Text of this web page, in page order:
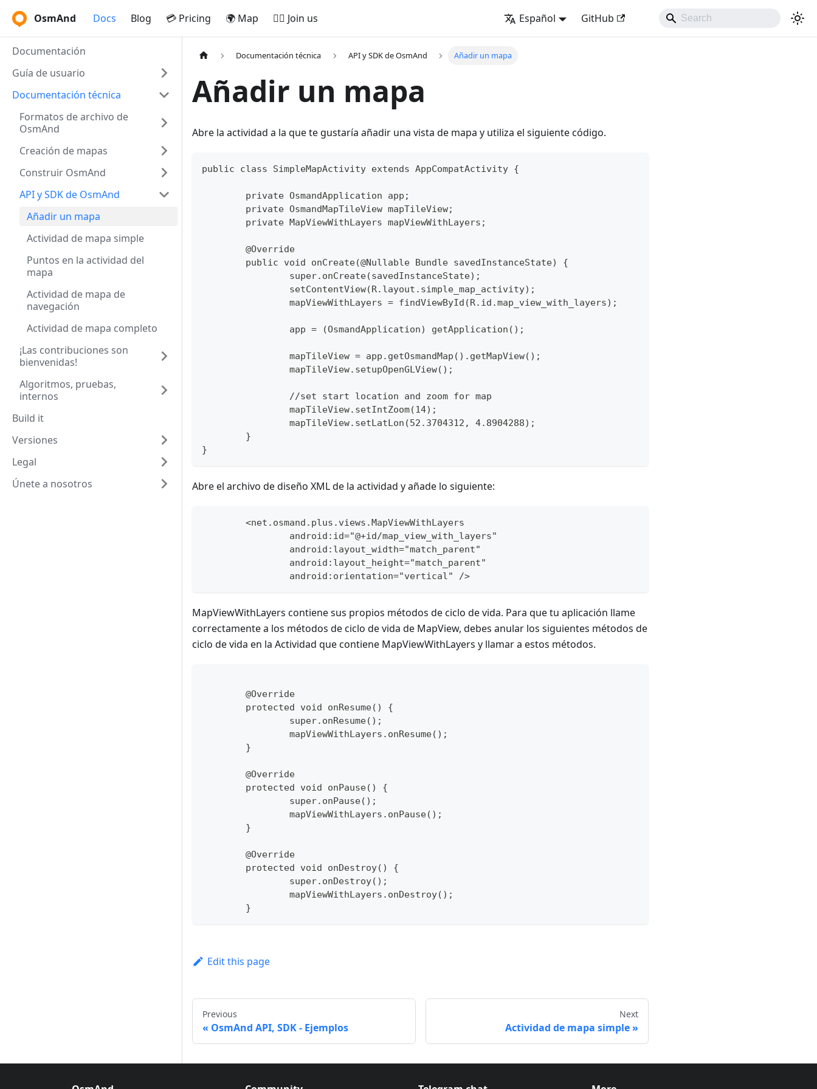
OsmAnd Docs Blog 💳 Pricing 🌍 Map 🚵‍♂️ Join us Español GitHub
Documentación
Guía de usuario
Documentación técnica
Formatos de archivo de
OsmAnd
Creación de mapas
Construir OsmAnd
API y SDK de OsmAnd
Añadir un mapa
Actividad de mapa simple
Puntos en la actividad del
mapa
Actividad de mapa de
navegación
Actividad de mapa completo
¡Las contribuciones son
bienvenidas!
Algoritmos, pruebas,
internos
Build it
Versiones
Legal
Únete a nosotros
Documentación técnica API y SDK de OsmAnd Añadir un mapa
Añadir un mapa
Abre la actividad a la que te gustaría añadir una vista de mapa y utiliza el siguiente código.
public class SimpleMapActivity extends AppCompatActivity {
	private OsmandApplication app;
	private OsmandMapTileView mapTileView;
	private MapViewWithLayers mapViewWithLayers;
	@Override
	public void onCreate(@Nullable Bundle savedInstanceState) {
		super.onCreate(savedInstanceState);
		setContentView(R.layout.simple_map_activity);
		mapViewWithLayers = findViewById(R.id.map_view_with_layers);
		app = (OsmandApplication) getApplication();
		mapTileView = app.getOsmandMap().getMapView();
		mapTileView.setupOpenGLView();
		//set start location and zoom for map
		mapTileView.setIntZoom(14);
		mapTileView.setLatLon(52.3704312, 4.8904288);
	}
}
Abre el archivo de diseño XML de la actividad y añade lo siguiente:
	<net.osmand.plus.views.MapViewWithLayers
		android:id="@+id/map_view_with_layers"
		android:layout_width="match_parent"
		android:layout_height="match_parent"
MapViewWithLayers contiene sus propios métodos de ciclo de vida. Para que tu aplicación llame
correctamente a los métodos de ciclo de vida de MapView, debes anular los siguientes métodos de
ciclo de vida en la Actividad que contiene MapViewWithLayers y llamar a estos métodos.
	@Override
	protected void onResume() {
		super.onResume();
		mapViewWithLayers.onResume();
	}
	@Override
	protected void onPause() {
		super.onPause();
		mapViewWithLayers.onPause();
	}
	@Override
	protected void onDestroy() {
		super.onDestroy();
		mapViewWithLayers.onDestroy();
	}
Edit this page
Previous
OsmAnd API, SDK - Ejemplos
Next
Actividad de mapa simple